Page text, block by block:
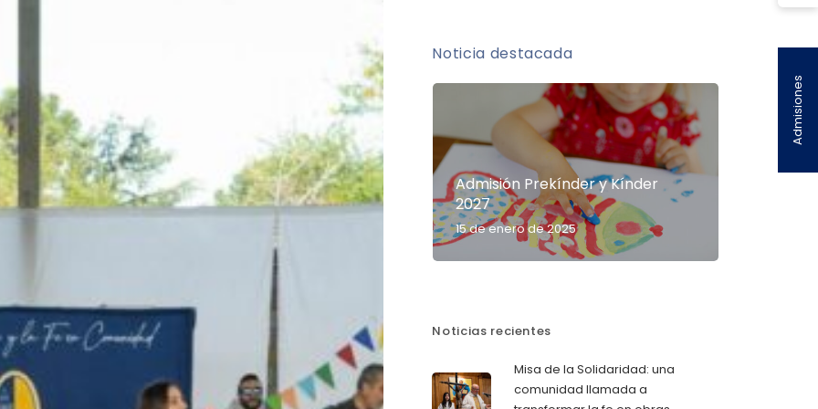
Noticia destacada
Admisión Prekínder y Kínder
2027
15 de enero de 2025
Noticias recientes
Misa de la Solidaridad: una
comunidad llamada a
Admisiones